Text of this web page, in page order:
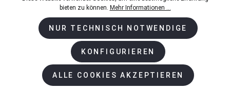
Zahlungsarten
Kundenservice & Beratung
bieten zu können. Mehr Informationen ...
NUR TECHNISCH NOTWENDIGE
KONFIGURIEREN
ALLE COOKIES AKZEPTIEREN